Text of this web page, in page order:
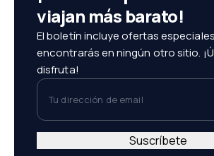
viajan más barato!
El boletín incluye ofertas
encontrarás en ningún otro sitio.
disfruta!
Tu dirección de email
Suscríbete